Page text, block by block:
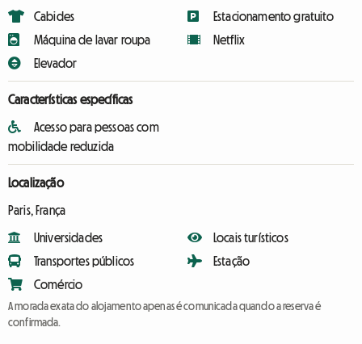
Cabides
Máquina de lavar roupa
Elevador
Estacionamento gratuito
Netflix
Características específicas
Acesso para pessoas com
mobilidade reduzida
Localização
Paris, França
Universidades
Transportes públicos
Comércio
Locais turísticos
Estação
A morada exata do alojamento apenas é comunicada quando a reserva é
confirmada.